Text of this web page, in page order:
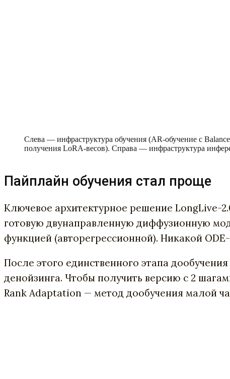
Слева — инфраструктура обучения (AR-обучение с
получения LoRA-весов). Справа — инфраструктура
Пайплайн обучения стал проще
Ключевое архитектурное решение LongLive-
готовую двунаправленную диффузионную
функцией (авторегрессионной). Никакой
После этого единственного этапа
денойзинга. Чтобы получить версию с 2
Rank Adaptation — метод дообучения малой